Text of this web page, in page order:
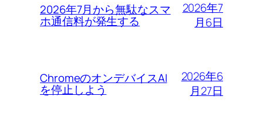
2026年7月から無駄なスマ
ホ通信料が発生する
2026年7
月6日
ChromeのオンデバイスAI
を停止しよう
2026年6
月27日